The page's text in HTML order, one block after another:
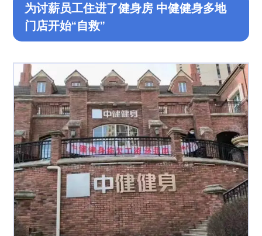
为讨薪员工住进了健身房 中健健身多地
门店开始“自救”